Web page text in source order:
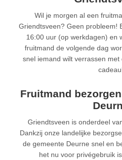
Wil je morgen al een
Griendtsveen? Geen probleem!
16:00 uur (op werkdagen) en
fruitmand de volgende dag
snel iemand wilt verrassen
Fruitmand
Griendtsveen is onderdeel
Dankzij onze landelijke
de gemeente Deurne snel en
het nu voor privégebruik